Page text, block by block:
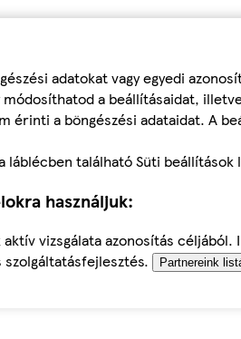
adatokat vagy egyedi
a beállításaidat,
a böngészési adataidat. A
található Süti
használjuk:
vizsgálata azonosítás
Partnereink